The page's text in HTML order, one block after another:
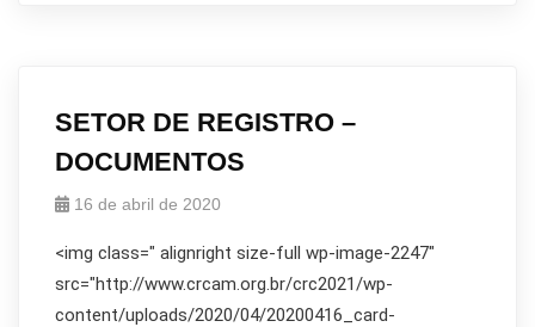
SETOR DE REGISTRO –
DOCUMENTOS
16 de abril de 2020
<img class=" alignright size-full wp-image-2247"
src="http://www.crcam.org.br/crc2021/wp-
content/uploads/2020/04/20200416_card-